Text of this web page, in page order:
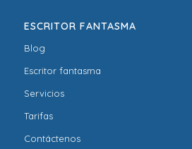
ESCRITOR FANTASMA
Blog
Escritor fantasma
Servicios
Tarifas
Contáctenos